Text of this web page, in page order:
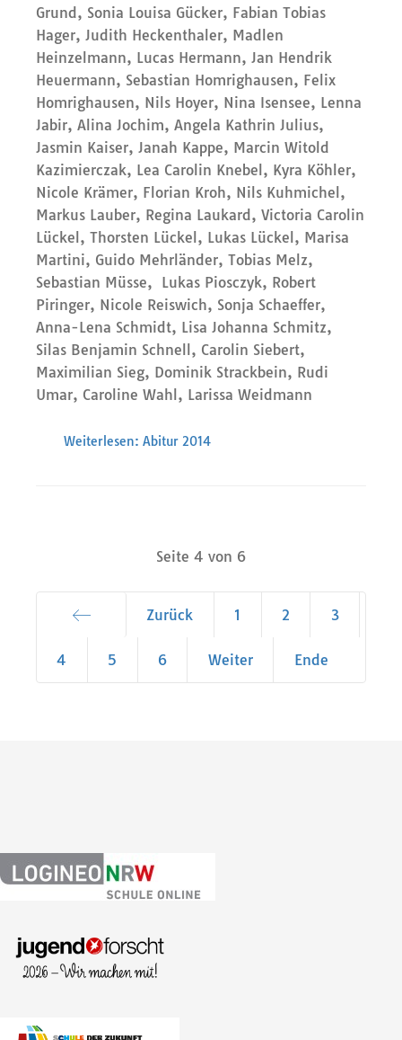
Grund, Sonia Louisa Gücker, Fabian Tobias
Hager, Judith Heckenthaler, Madlen
Heinzelmann, Lucas Hermann, Jan Hendrik
Heuermann, Sebastian Homrighausen, Felix
Homrighausen, Nils Hoyer, Nina Isensee, Lenna
Jabir, Alina Jochim, Angela Kathrin Julius,
Jasmin Kaiser, Janah Kappe, Marcin Witold
Kazimierczak, Lea Carolin Knebel, Kyra Köhler,
Nicole Krämer, Florian Kroh, Nils Kuhmichel,
Markus Lauber, Regina Laukard, Victoria Carolin
Lückel, Thorsten Lückel, Lukas Lückel, Marisa
Martini, Guido Mehrländer, Tobias Melz,
Sebastian Müsse, Lukas Piosczyk, Robert
Piringer, Nicole Reiswich, Sonja Schaeffer,
Anna-Lena Schmidt, Lisa Johanna Schmitz,
Silas Benjamin Schnell, Carolin Siebert,
Maximilian Sieg, Dominik Strackbein, Rudi
Umar, Caroline Wahl, Larissa Weidmann
Weiterlesen: Abitur 2014
Seite 4 von 6
Zurück 1 2 3
4 5 6 Weiter Ende